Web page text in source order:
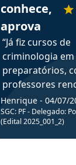
conhece,
aprova
“Já fiz cursos de
criminologia em
preparatórios,
professores
fiz curso em pós
graduação.
Professor do
sem dúvida, o
Henrique - 04/07/
SGC: PF - Delegado:
(Edital 2025_001_2)